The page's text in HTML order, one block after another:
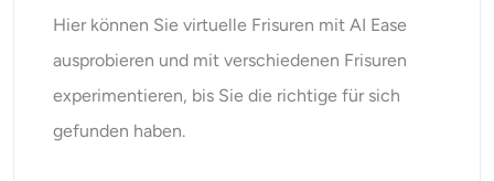
Hier können Sie virtuelle Frisuren mit AI Ease
ausprobieren und mit verschiedenen Frisuren
experimentieren, bis Sie die richtige für sich
gefunden haben.